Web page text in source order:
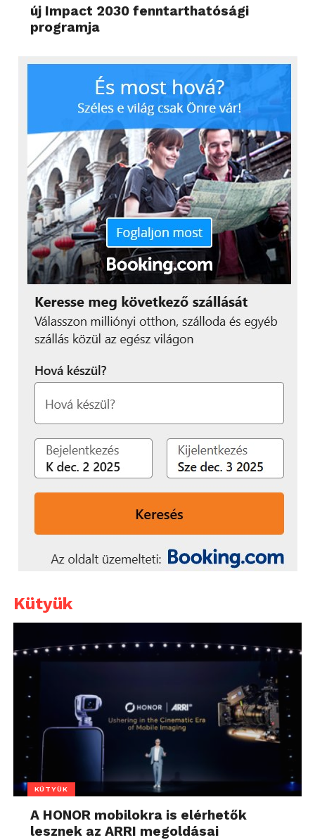
új Impact 2030 fenntarthatósági
programja
Kütyük
KÜTYÜK
A HONOR mobilokra is elérhetők
lesznek az ARRI megoldásai